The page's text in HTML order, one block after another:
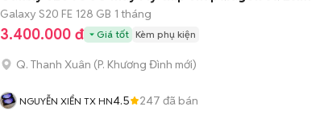
Galaxy S20 FE 128 GB 1 tháng
3.400.000 đ Giá tốt Kèm phụ kiện
Q. Thanh Xuân (P. Khương Đình mới)
NGUYỄN XIỂN TX HN4.5 247 đã bán